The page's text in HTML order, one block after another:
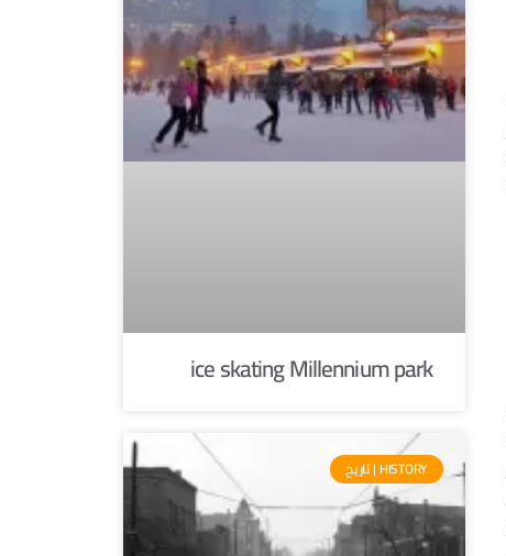
ice skating Millennium park
HISTORY | تاريخ